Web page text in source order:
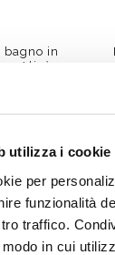
utilizza i cookie
per
funzionalità
traffico.
in cui
bagno in
- Alizè,